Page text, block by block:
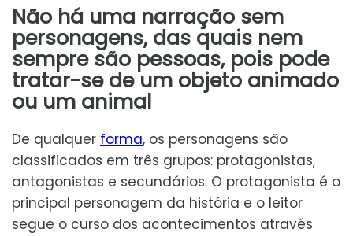
Não há uma narração sem
personagens, das quais nem
sempre são pessoas, pois pode
tratar-se de um objeto animado
ou um animal
De qualquer forma, os personagens são
classificados em três grupos: protagonistas,
antagonistas e secundários. O protagonista é o
principal personagem da história e o leitor
segue o curso dos acontecimentos através